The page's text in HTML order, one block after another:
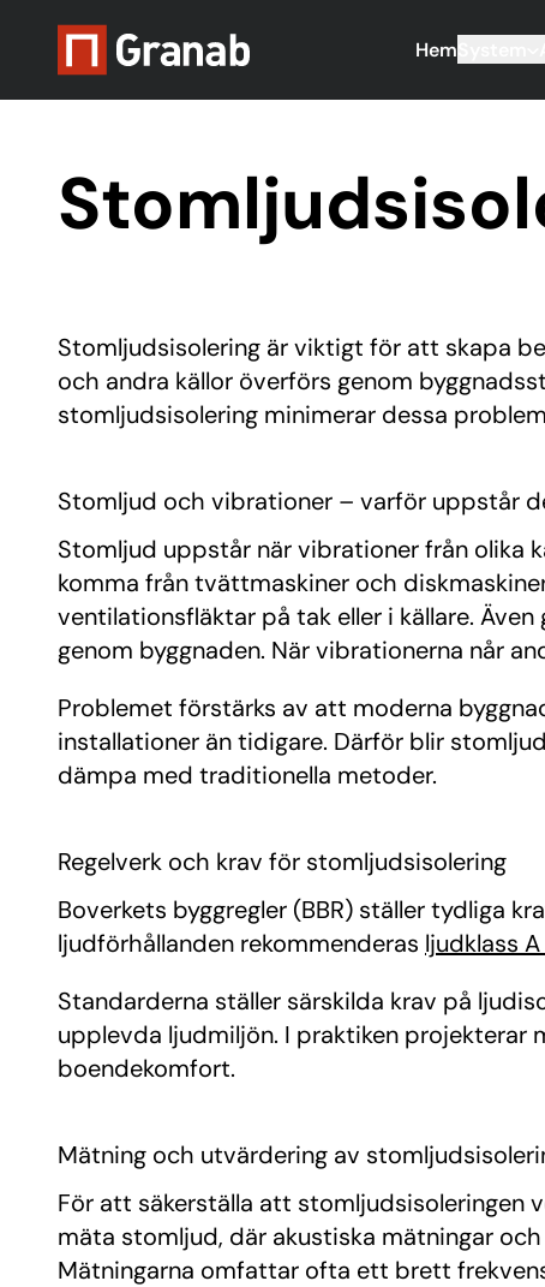
Hem
Stomljudsisolering är viktigt för att skapa
och andra källor överförs genom
stomljudsisolering minimerar dessa
Stomljud och vibrationer – varför uppstår
Stomljud uppstår när vibrationer från olika
komma från tvättmaskiner och
ventilationsfläktar på tak eller i källare.
genom byggnaden. När vibrationerna når
Problemet förstärks av att moderna
installationer än tidigare. Därför blir
dämpa med traditionella metoder.
Regelverk och krav för stomljudsisolering
Boverkets byggregler (BBR) ställer tydliga
ljudförhållanden rekommenderas ljudklass
Standarderna ställer särskilda krav på
upplevda ljudmiljön. I praktiken
boendekomfort.
Mätning och utvärdering av
För att säkerställa att stomljudsisoleringen
mäta stomljud, där akustiska mätningar
Mätningarna omfattar ofta ett brett